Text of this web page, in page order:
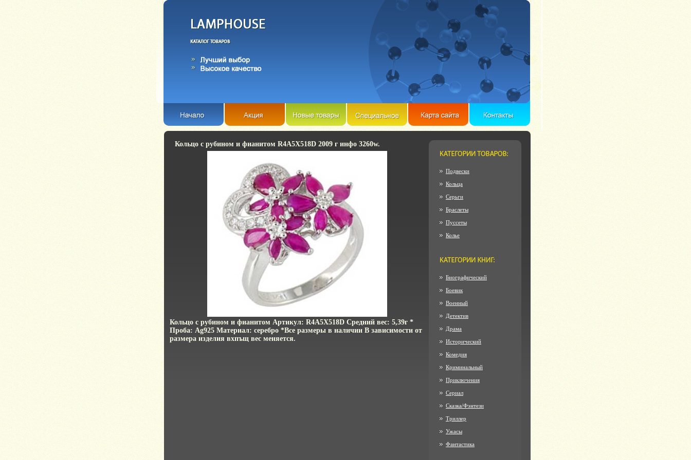
Кольцо с рубином и фианитом R4A5X518D 2009 г инфо 3260w.
Кольцо с рубином и фианитом Артикул: R4A5X518D Средний вес: 5,39г *
Проба: Ag925 Материал: серебро *Все размеры в наличии В зависимости от
размера изделия вхпъщ вес меняется.
Подвески
Кольца
Серьги
Браслеты
Пуссеты
Колье
Биографический
Боевик
Военный
Детектив
Драма
Исторический
Комедия
Криминальный
Приключения
Сериал
Сказка/Фэнтези
Триллер
Ужасы
Фантастика